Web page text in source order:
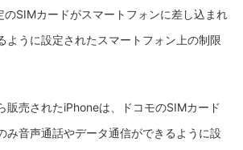
のSIMカードがスマートフォンに差し込まれ
ように設定されたスマートフォン上の制限
販売されたiPhoneは、ドコモのSIMカード
み音声通話やデータ通信ができるように設